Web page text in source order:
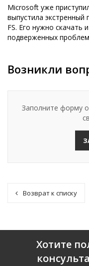
Microsoft уже
выпустила экстренный
FS. Его нужно скачать
подверженных
Возникли
Заполните форму
Возврат к списку
Хотите